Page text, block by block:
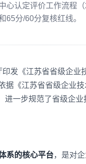
心认定评价工作流程
65分/60分复核红线。
发《江苏省省级企业
据《江苏省省级企业
进一步规范了省级企
系的核心平台，是对